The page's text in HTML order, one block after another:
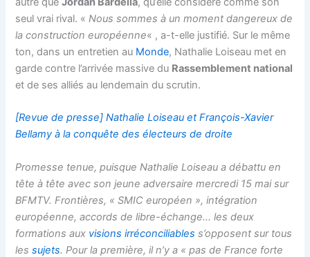
seul vrai rival. «Nous sommes à un moment dangereux de
la construction européenne« , a-t-elle justifié. Sur le même
ton, dans un entretien au Monde, Nathalie Loiseau met en
garde contre l’arrivée massive du Rassemblement national
et de ses alliés au lendemain du scrutin.
[Revue de presse] Nathalie Loiseau et François-Xavier
Bellamy à la conquête des électeurs de droite
Promesse tenue, puisque Nathalie Loiseau a débattu en
tête à tête avec son jeune adversaire mercredi 15 mai sur
BFMTV. Frontières, « SMIC européen », intégration
européenne, accords de libre-échange… les deux
formations aux visions irréconciliables s’opposent sur tous
lessujets. Pour la première, il n’y a «pas de France forte